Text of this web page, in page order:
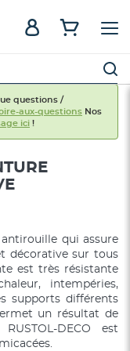
questions /
aux-questions Nos
ici !
qui assure
décorative sur tous
est très résistante
intempéries,
supports différents
un résultat de
DECO est